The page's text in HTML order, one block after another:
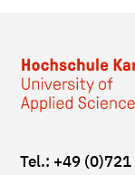
Tel.: +49